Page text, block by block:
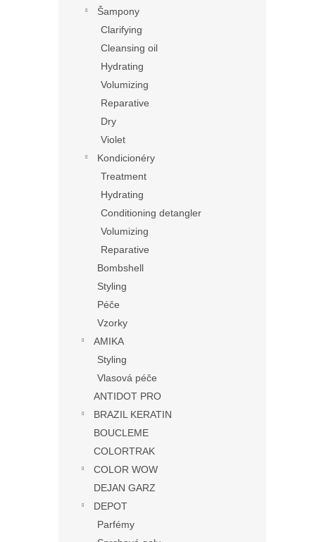
Šampony
Clarifying
Cleansing oil
Hydrating
Volumizing
Reparative
Dry
Violet
Kondicionéry
Treatment
Hydrating
Conditioning detangler
Volumizing
Reparative
Bombshell
Styling
Péče
Vzorky
AMIKA
Styling
Vlasová péče
ANTIDOT PRO
BRAZIL KERATIN
BOUCLEME
COLORTRAK
COLOR WOW
DEJAN GARZ
DEPOT
Parfémy